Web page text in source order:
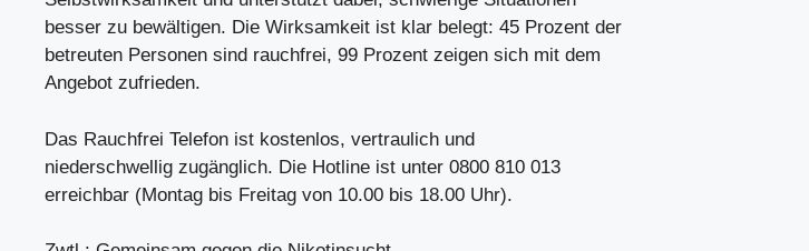
besser zu bewältigen. Die Wirksamkeit ist klar belegt: 45 Prozent der
betreuten Personen sind rauchfrei, 99 Prozent zeigen sich mit dem
Angebot zufrieden.
Das Rauchfrei Telefon ist kostenlos, vertraulich und
niederschwellig zugänglich. Die Hotline ist unter 0800 810 013
erreichbar (Montag bis Freitag von 10.00 bis 18.00 Uhr).